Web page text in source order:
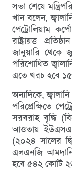
সভা শেষে
খান বলেন,
পেট্রোলিয়াম
রাষ্ট্রায়ত্ত
জানুয়ারি
পরিশোধিত
এতে খরচ হবে ১৫
অন্যদিকে,
পরিপ্রেক্ষিতে
সরবরাহ বৃদ্ধি
আওতায় ইউএসএর
(২০২৪ সালের
এলএনজি
হবে ৫৪২ কোটি